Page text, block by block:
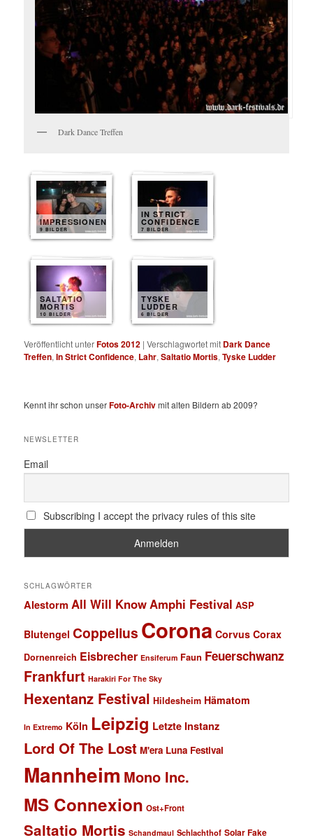
Dark Dance Treffen
IMPRESSIONEN
9 BILDER
IN STRICT
CONFIDENCE
7 BILDER
SALTATIO
MORTIS
10 BILDER
TYSKE
LUDDER
6 BILDER
Veröffentlicht unterFotos 2012 |Verschlagwortet mit Dark Dance
Treffen,In Strict Confidence, Lahr,Saltatio Mortis,Tyske Ludder
Kennt ihr schon unserFoto-Archivmit alten Bildern ab 2009?
NEWSLETTER
Email
Subscribing I accept the privacy rules of this site
SCHLAGWÖRTER
Alestorm All Will Know Amphi Festival ASP
Blutengel Coppelius Corona Corvus Corax
Dornenreich Eisbrecher Ensiferum Faun Feuerschwanz
Frankfurt Harakiri For The Sky
Hexentanz Festival Hildesheim Hämatom
In Extremo Köln Leipzig Letzte Instanz
Lord Of The Lost M'era Luna Festival
Mannheim Mono Inc.
MS Connexion Ost+Front
Saltatio Mortis Schandmaul Schlachthof Solar Fake